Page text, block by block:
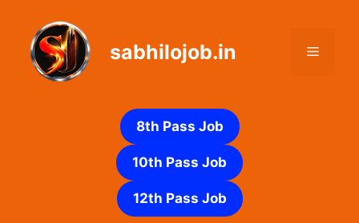
content
sabhilojob.in Menu
8th Pass Job
10th Pass Job
12th Pass Job